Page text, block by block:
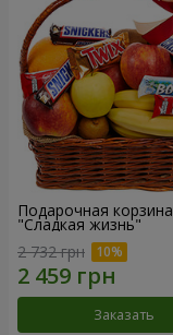
Подарочная корзина
"Сладкая жизнь"
2 732 грн
Заказать